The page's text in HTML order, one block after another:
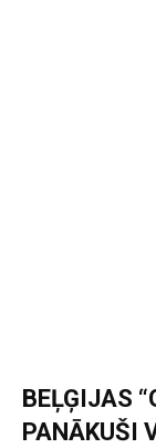
BEĻĢIJAS
PANĀKUŠI